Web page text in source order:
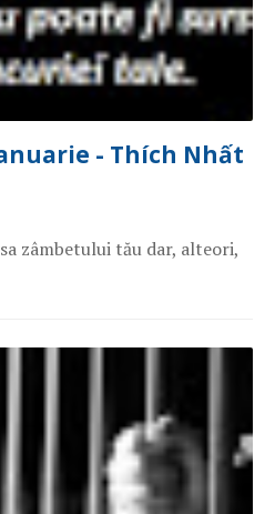
- Thích Nhất
zâmbetului tău dar, alteori,